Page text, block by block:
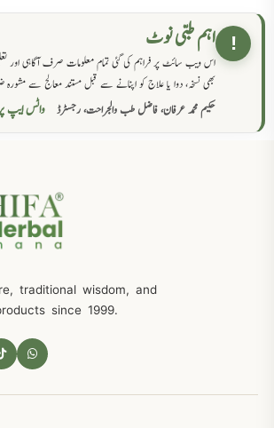
! اہم طبی نوٹ
اس ویب سائٹ پر فراہم کی گئی تمام معلومات صرف آگاہی اور
بھی نسخہ، دوا یا علاج کو اپنانے سے قبل مستند معالج سے
حکیم محمد عرفان، فاضل طب والجراحت، رجسٹرڈ
واٹس ایپ
traditional wisdom, and
since 1999.